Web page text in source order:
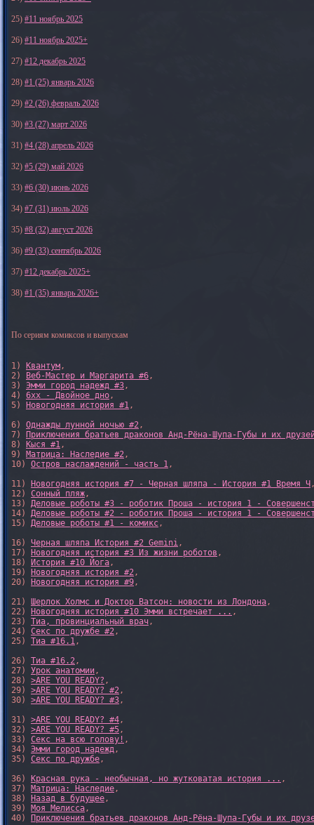
25) #11 ноябрь 2025
26) #11 ноябрь 2025+
27) #12 декабрь 2025
28) #1 (25) январь 2026
29) #2 (26) февраль 2026
30) #3 (27) март 2026
31) #4 (28) апрель 2026
32) #5 (29) май 2026
33) #6 (30) июнь 2026
34) #7 (31) июль 2026
35) #8 (32) август 2026
36) #9 (33) сентябрь 2026
37) #12 декабрь 2025+
38) #1 (35) январь 2026+
По сериям комиксов и выпускам
1) Квантум,
2)
Веб-Мастер и Маргарита #6,
3) Эмми город надежд #3,
4) 6xx - Двойное дно,
5)
Новогодняя история #1,
6) Однажды лунной ночью #2,
7)
Приключения братьев драконов Анд-Рёна-Шупа-Губы и их
8)
Кыся #1,
9) Матрица: Наследие #2,
10) Остров наслаждений - часть 1,
11)
Новогодняя история #7 - Черная шляпа - История #1 Время Ч
12) Сонный пляж,
13) Деловые роботы #3 - роботик Проша - история 1 -
14) Деловые роботы #2 - роботик Проша - история 1 -
15) Деловые роботы #1 - комикс,
16) Черная шляпа История #2 Gemini,
17)
Новогодняя история #3 Из жизни роботов ,
18)
История #10 Йога,
19)
Новогодняя история #2,
20)
Новогодняя история #9,
21) Шерлок Холмс и Доктор Ватсон: новости из Лондона,
22)
Новогодняя история #10 Эмми встречает ... ,
23) Тиа, провинциальный врач,
24) Секс по дружбе #2,
25) Тиа #16.1,
26) Тиа #16.2,
27) Урок анатомии,
28) >ARE YOU READY? ,
29) >ARE YOU READY? #2,
30) >ARE YOU READY? #3,
31) >ARE YOU READY? #4,
32) >ARE YOU READY? #5,
33) Секс на всю голову! ,
34) Эмми город надежд,
35) Секс по дружбе,
36)
Красная рука - необычная, но жутковатая история ... ,
37) Матрица: Наследие,
38)
Назад в будущее,
39) Моя Мелисса,
40)
Приключения братьев драконов Анд-Рёна-Шупа-Губы и их